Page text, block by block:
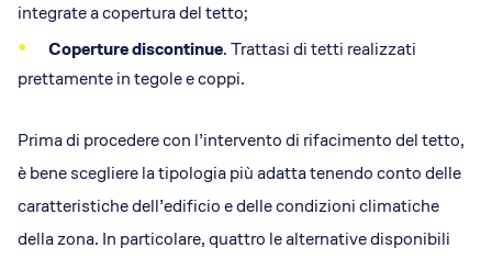
integrate a copertura del tetto;
Coperture discontinue. Trattasi di tetti realizzati
prettamente in tegole e coppi.
Prima di procedere con l’intervento di rifacimento del tetto,
è bene scegliere la tipologia più adatta tenendo conto delle
caratteristiche dell’edificio e delle condizioni climatiche
della zona. In particolare, quattro le alternative disponibili